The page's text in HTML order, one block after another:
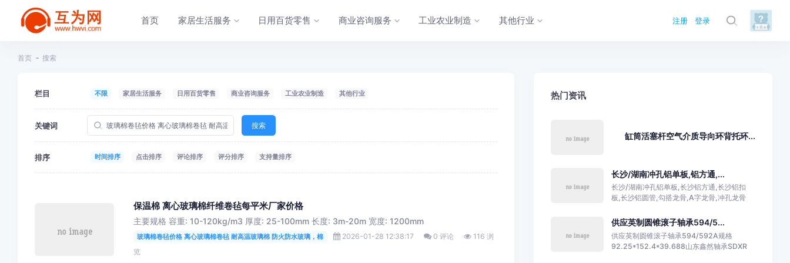
首页 家居生活服务 日用百货零售 商业咨询服务 工业农业制造 其他行业 注册 登录
首页 搜索
栏目 不限 家居生活服务 日用百货零售 商业咨询服务 工业农业制造 其他行业
关键词 搜索
排序 时间排序 点击排序 评论排序 评分排序 支持量排序
保温棉 离心玻璃棉纤维卷毡每平米厂家价格
主要规格 容重: 10-120kg/m3 厚度: 25-100mm 长度: 3m-20m 宽度: 1200mm
玻璃棉卷毡价格 离心玻璃棉卷毡 耐高温玻璃棉 防火防水玻璃，棉 2026-01-28 12:38:17 0 评论
116 浏
览
热门资讯
缸筒活塞杆空气介质导向环背托环...
长沙/湖南冲孔铝单板,铝方通,...
长沙/湖南冲孔铝单板,长沙铝方通,长沙铝扣
板,长沙铝圆管,勾搭龙骨,A字龙骨,冲孔龙骨
供应英制圆锥滚子轴承594/5...
供应英制圆锥滚子轴承594/592A规格
92.25*152.4*39.688山东鑫然轴承SDXR